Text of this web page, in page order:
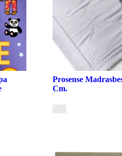
Prosense
Cm.